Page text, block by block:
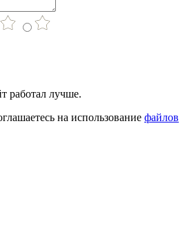
работал лучше.
на использование файлов